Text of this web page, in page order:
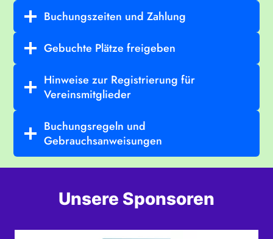
Buchungszeiten und Zahlung
Gebuchte Plätze freigeben
Hinweise zur Registrierung für
Vereinsmitglieder
Buchungsregeln und
Gebrauchsanweisungen
Unsere Sponsoren